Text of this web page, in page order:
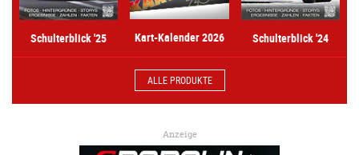
Schulterblick '25 Kart-Kalender 2026 Schulterblick '24
ALLE PRODUKTE
Anzeige